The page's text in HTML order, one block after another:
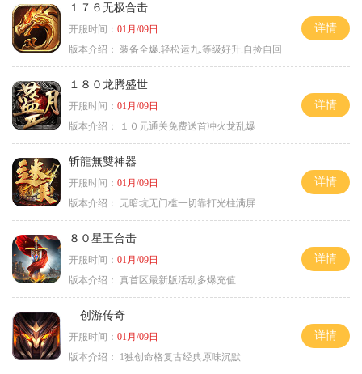
１７６无极合击
开服时间： 01月/09日
版本介绍： 装备全爆.轻松运九.等级好升.自捡自回
详情
１８０龙腾盛世
开服时间： 01月/09日
版本介绍：
１０元通关免费送首冲火龙乱爆
详情
斩龍無雙神器
开服时间： 01月/09日
版本介绍： 无暗坑无门槛一切靠打光柱满屏
详情
８０星王合击
开服时间： 01月/09日
版本介绍： 真首区最新版活动多爆充值
详情
创游传奇
开服时间： 01月/09日
版本介绍：
1独创命格复古经典原味沉默
详情